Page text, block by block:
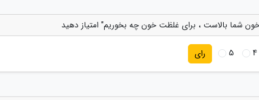
خون شما بالاست ، برای غلظت خون چه بخوریم" امتیاز دهید
4
5 رای